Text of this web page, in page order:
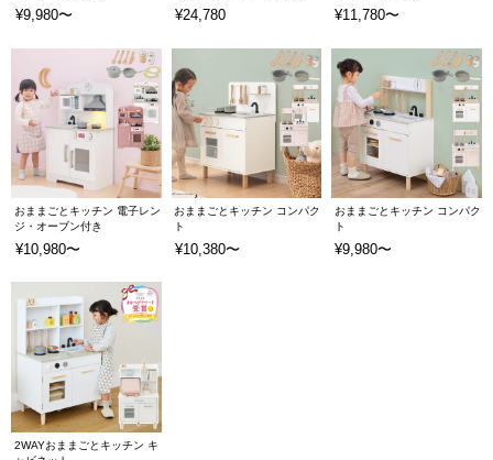
¥9,980〜 ¥24,780 ¥11,780〜
おままごとキッチン 電子レン
ジ・オーブン付き
¥10,980〜
おままごとキッチン コンパク
ト
¥10,380〜
おままごとキッチン コンパク
ト
¥9,980〜
2WAYおままごとキッチン キ